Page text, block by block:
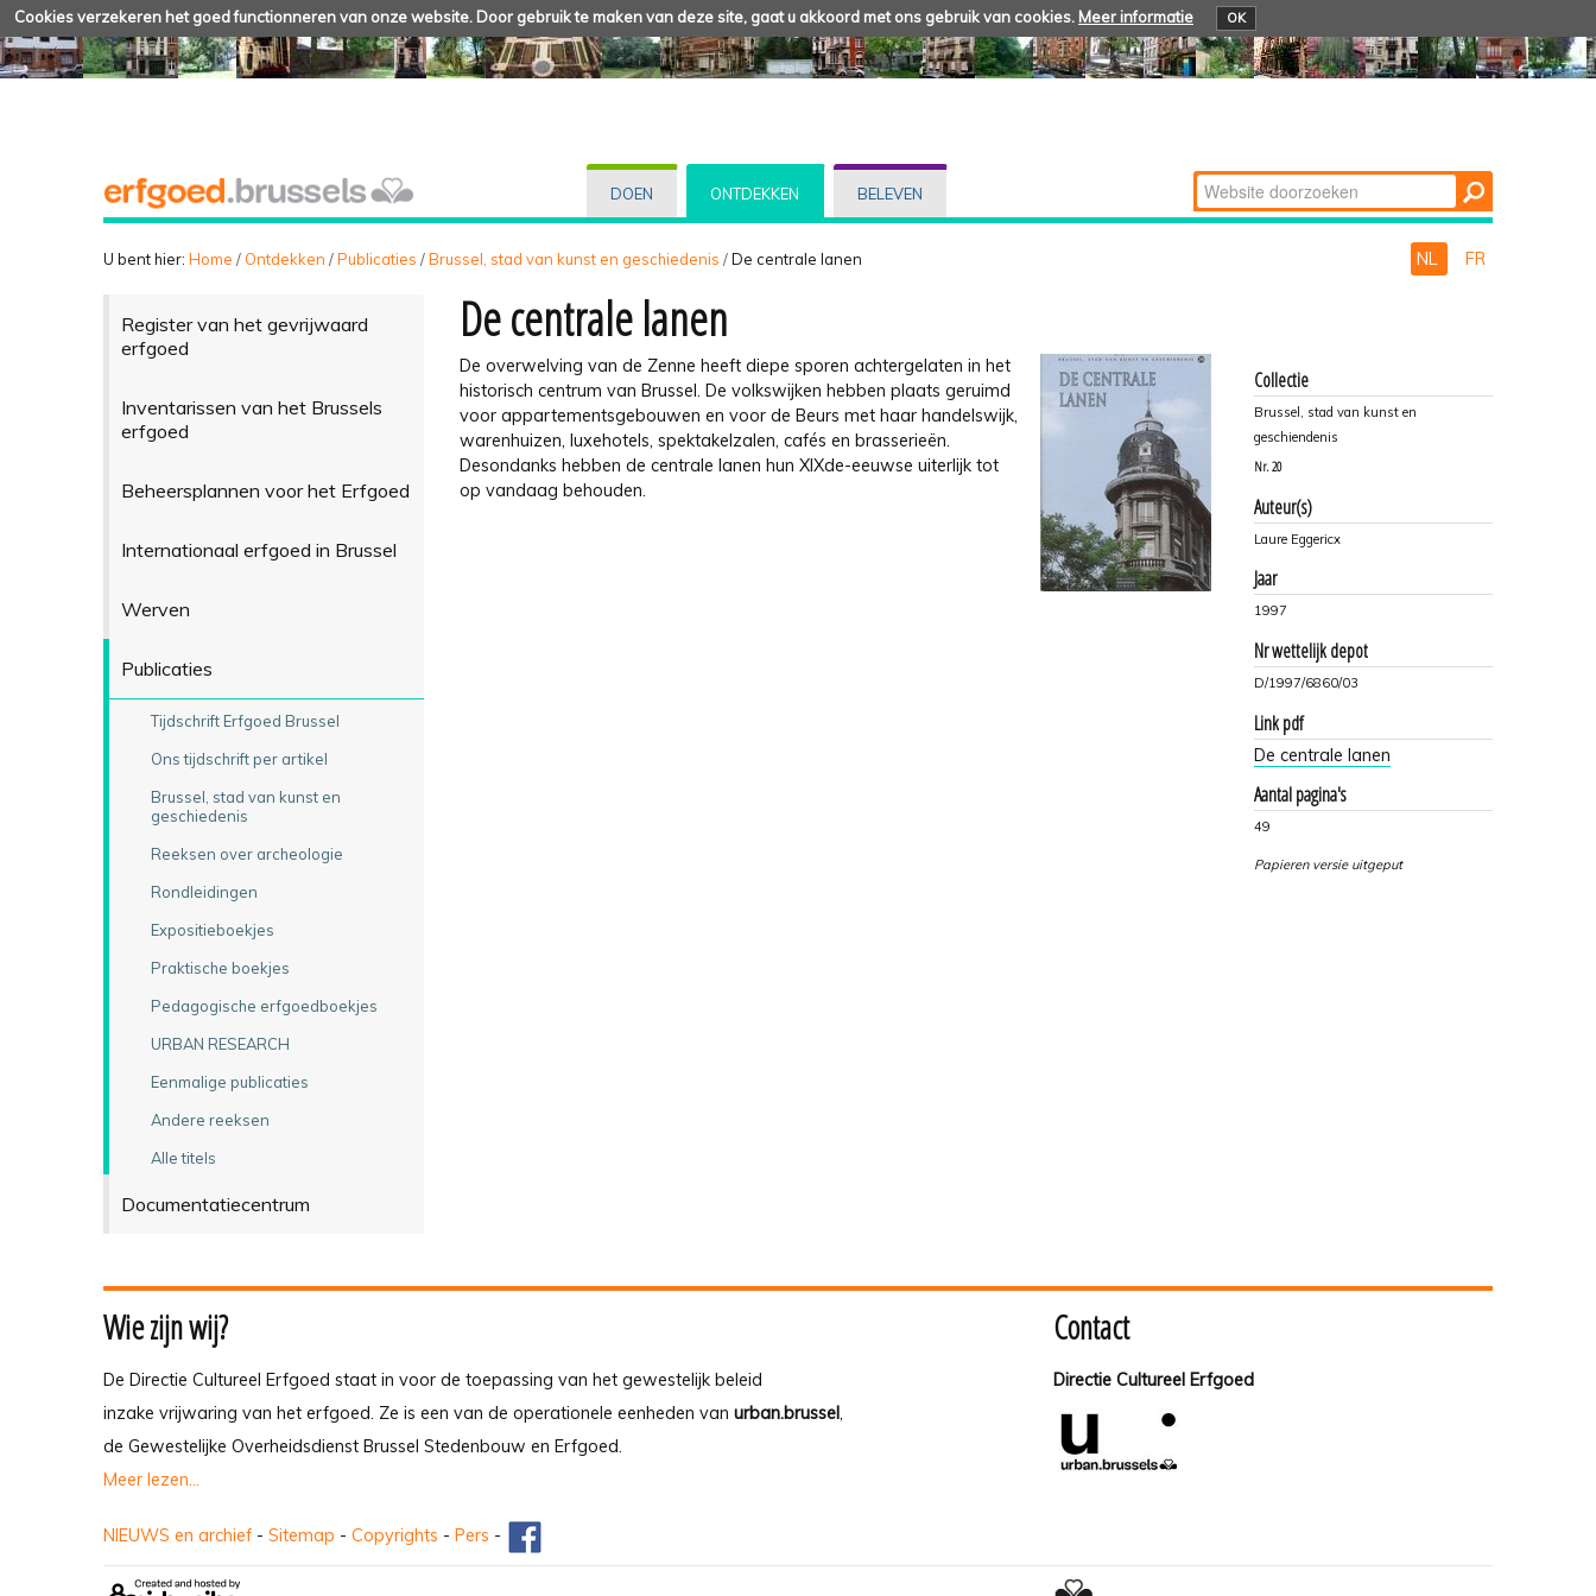
Cookies verzekeren het goed functionneren van onze website. Door gebruik te maken van deze site, gaat u akkoord met ons gebruik van cookies. Meer informatie OK
DOEN ONTDEKKEN BELEVEN Zoek
Geavanceerd
U bent hier: Home / Ontdekken /Publicaties /Brussel, stad van kunst en geschiedenis /De centrale lanen NL FR
Register van het gevrijwaard
erfgoed
Inventarissen van het Brussels
erfgoed
Beheersplannen voor het Erfgoed
Internationaal erfgoed in Brussel
Werven
Publicaties
Tijdschrift Erfgoed Brussel
Ons tijdschrift per artikel
Brussel, stad van kunst en
geschiedenis
Reeksen over archeologie
Rondleidingen
Expositieboekjes
Praktische boekjes
Pedagogische erfgoedboekjes
URBAN RESEARCH
Eenmalige publicaties
Andere reeksen
Alle titels
Documentatiecentrum
De centrale lanen
De overwelving van de Zenne heeft diepe sporen achtergelaten in het
historisch centrum van Brussel. De volkswijken hebben plaats geruimd
voor appartementsgebouwen en voor de Beurs met haar handelswijk,
warenhuizen, luxehotels, spektakelzalen, cafés en brasserieën.
Desondanks hebben de centrale lanen hun XIXde-eeuwse uiterlijk tot
op vandaag behouden.
Collectie
Brussel, stad van kunst en
geschiendenis
Nr. 20
Auteur(s)
Laure Eggericx
Jaar
1997
Nr wettelijk depot
D/1997/6860/03
Link pdf
De centrale lanen
Aantal pagina's
49
Papieren versie uitgeput
Wie zijn wij?
De Directie Cultureel Erfgoed staat in voor de toepassing van het gewestelijk beleid
inzake vrijwaring van het erfgoed. Ze is een van de operationele eenheden van urban.brussel,
de Gewestelijke Overheidsdienst Brussel Stedenbouw en Erfgoed.
Meer lezen...
Contact
Directie Cultureel Erfgoed
NIEUWS en archief - Sitemap - Copyrights - Pers -